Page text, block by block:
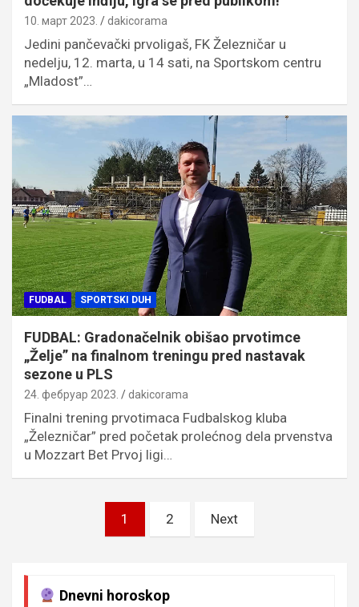
10. март 2023. dakicorama
Jedini pančevački prvoligaš, FK Železničar u
nedelju, 12. marta, u 14 sati, na Sportskom centru
„Mladost”…
FUDBAL SPORTSKI DUH
FUDBAL: Gradonačelnik obišao prvotimce
„Želje” na finalnom treningu pred nastavak
sezone u PLS
24. фебруар 2023. dakicorama
Finalni trening prvotimaca Fudbalskog kluba
„Železničar” pred početak prolećnog dela prvenstva
u Mozzart Bet Prvoj ligi…
Пагинација1 2 Next
Dnevni horoskop